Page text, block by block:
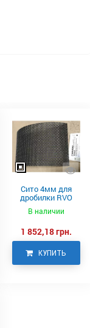
Сито 4мм для
дробилки RVO
В наличии
1 852,18 грн.
КУПИТЬ